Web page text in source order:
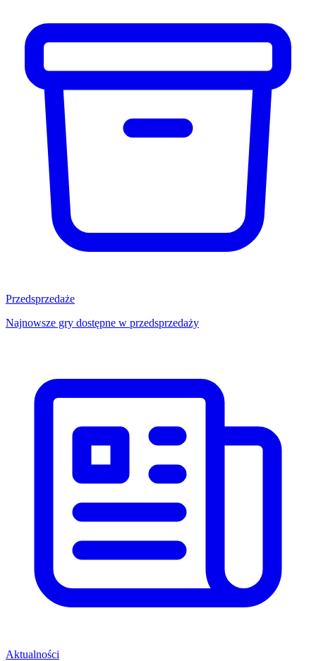
Przedsprzedaże
Najnowsze gry dostępne w przedsprzedaży
Aktualności